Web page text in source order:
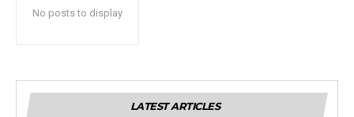
No posts to display
LATEST ARTICLES